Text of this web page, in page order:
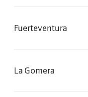
Fuerteventura
La Gomera